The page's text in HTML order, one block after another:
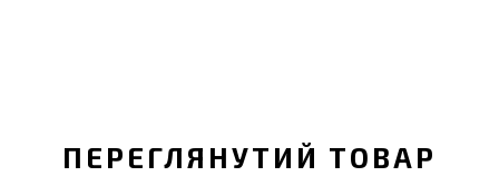
ПЕРЕГЛЯНУТИЙ ТОВАР